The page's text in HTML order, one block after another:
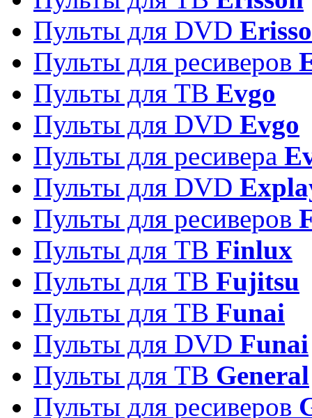
Пульты для DVD
Пульты для ресиверов
Пульты для ТВ Evgo
Пульты для DVD Evgo
Пульты для ресивера
Пульты для DVD
Пульты для ресиверов
Пульты для ТВ Finlux
Пульты для ТВ Fujitsu
Пульты для ТВ Funai
Пульты для DVD Funai
Пульты для ТВ General
Пульты для ресиверов